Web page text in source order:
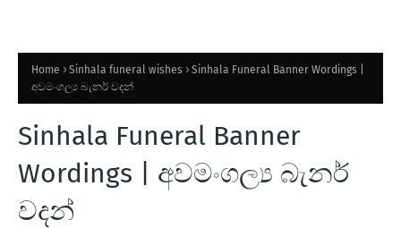
Home Sinhala funeral wishes
Sinhala Funeral Banner Wordings |
අවමංගල්‍ය බැනර් වදන්
Sinhala Funeral Banner
Wordings | අවමංගල්‍ය බැනර්
වදන්